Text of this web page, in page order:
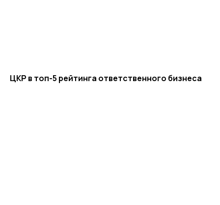
ЦКР в топ-5 рейтинга ответственного бизнеса